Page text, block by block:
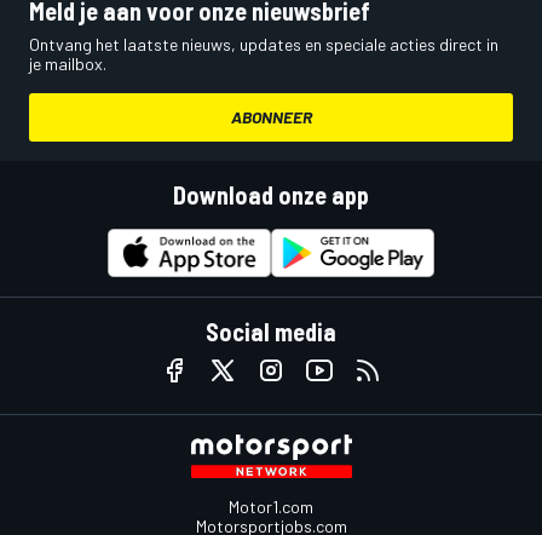
Meld je aan voor onze nieuwsbrief
Ontvang het laatste nieuws, updates en speciale acties direct in
je mailbox.
ABONNEER
Download onze app
Social media
Motor1.com
Motorsportjobs.com